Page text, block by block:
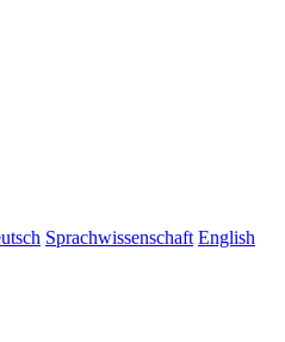
Sprachwissenschaft English